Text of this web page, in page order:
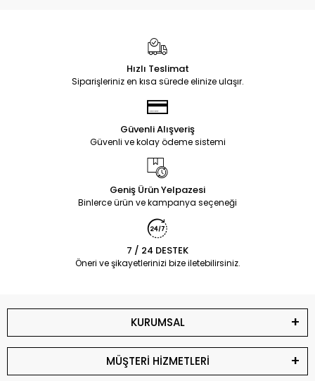
Hızlı Teslimat
Siparişleriniz en kısa sürede elinize ulaşır.
Güvenli Alışveriş
Güvenli ve kolay ödeme sistemi
Geniş Ürün Yelpazesi
Binlerce ürün ve kampanya seçeneği
7 / 24 DESTEK
Öneri ve şikayetlerinizi bize iletebilirsiniz.
KURUMSAL
MÜŞTERİ HİZMETLERİ